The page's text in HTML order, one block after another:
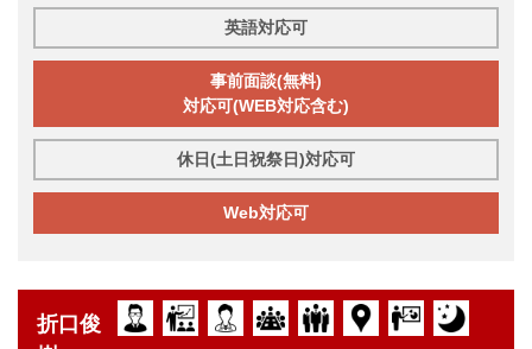
英語対応可
事前面談(無料)
対応可(WEB対応含む)
休日(土日祝祭日)対応可
Web対応可
折口俊